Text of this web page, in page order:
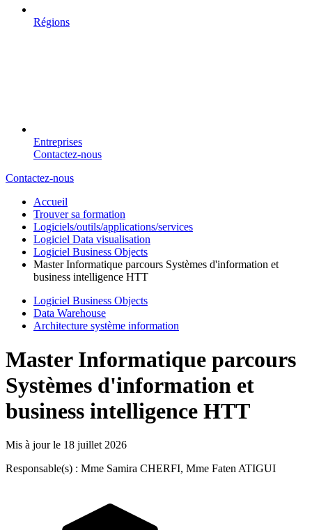
Régions
Entreprises
Contactez-nous
Contactez-nous
Accueil
Trouver sa formation
Logiciels/outils/applications/services
Logiciel Data visualisation
Logiciel Business Objects
Master Informatique parcours Systèmes d'information et
business intelligence HTT
Logiciel Business Objects
Data Warehouse
Architecture système information
Master Informatique parcours
Systèmes d'information et
business intelligence HTT
Mis à jour le 18 juillet 2026
Responsable(s) : Mme Samira CHERFI, Mme Faten ATIGUI